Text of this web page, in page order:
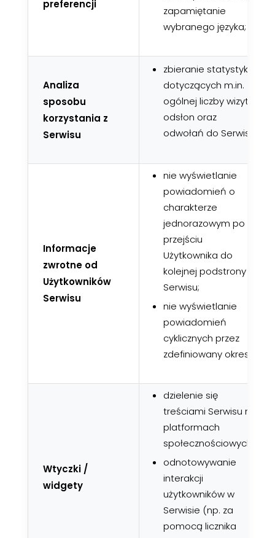
preferencji
zapamiętanie
wybranego języka;
Analiza
sposobu
korzystania z
Serwisu
zbieranie statystyk
dotyczących m.in.
ogólnej liczby wizyt,
odsłon oraz
odwołań do Serwisu;
Informacje
zwrotne od
Użytkowników
Serwisu
nie wyświetlanie
powiadomień o
charakterze
jednorazowym po
przejściu
Użytkownika do
kolejnej podstrony
Serwisu;
nie wyświetlanie
powiadomień
cyklicznych przez
zdefiniowany okres;
Wtyczki /
widgety
dzielenie się
treściami Serwisu na
platformach
społecznościowych;
odnotowywanie
interakcji
użytkowników w
Serwisie (np. za
pomocą licznika